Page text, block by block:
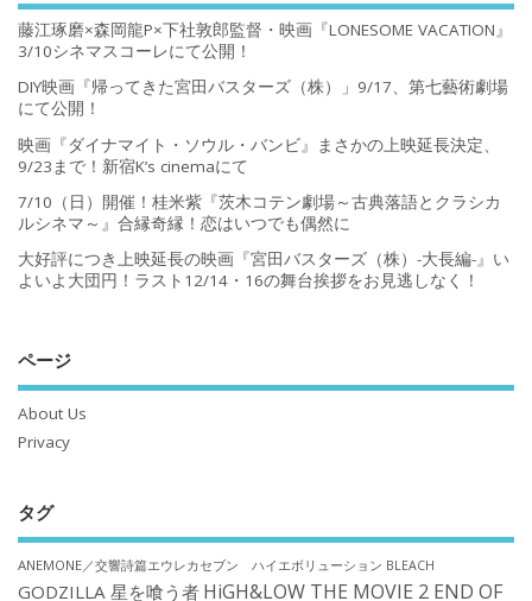
藤江琢磨×森岡龍P×下社敦郎監督・映画『LONESOME VACATION』
3/10シネマスコーレにて公開！
DIY映画『帰ってきた宮田バスターズ（株）」9/17、第七藝術劇場
にて公開！
映画『ダイナマイト・ソウル・バンビ』まさかの上映延長決定、
9/23まで！新宿K’s cinemaにて
7/10（日）開催！桂米紫『茨木コテン劇場～古典落語とクラシカ
ルシネマ～』合縁奇縁！恋はいつでも偶然に
大好評につき上映延長の映画『宮田バスターズ（株）-大長編-』い
よいよ大団円！ラスト12/14・16の舞台挨拶をお見逃しなく！
ページ
About Us
Privacy
タグ
ANEMONE／交響詩篇エウレカセブン ハイエボリューション BLEACH
GODZILLA 星を喰う者 HiGH&LOW THE MOVIE 2 END OF